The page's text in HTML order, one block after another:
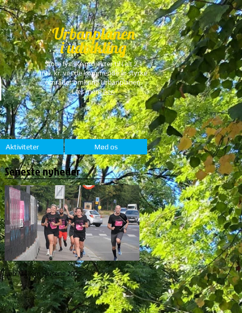
Urbanplanen
i udvikling
Store fysiske projekter til i alt 2,1
mia. kr. vil i de kommende år styrke
området omkring Urbanplanen.
Læs mereher.
Aktiviteter Mød os
Seneste nyheder
Løb Mellem Husene 2025
Fællesspisning i A-Huset: En
for alle